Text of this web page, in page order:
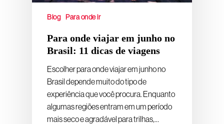
Blog Para onde ir
Para onde viajar em junho no
Brasil: 11 dicas de viagens
Escolher para onde viajar em junho no
Brasil depende muito do tipo de
experiência que você procura. Enquanto
algumas regiões entram em um período
mais seco e agradável para trilhas,…